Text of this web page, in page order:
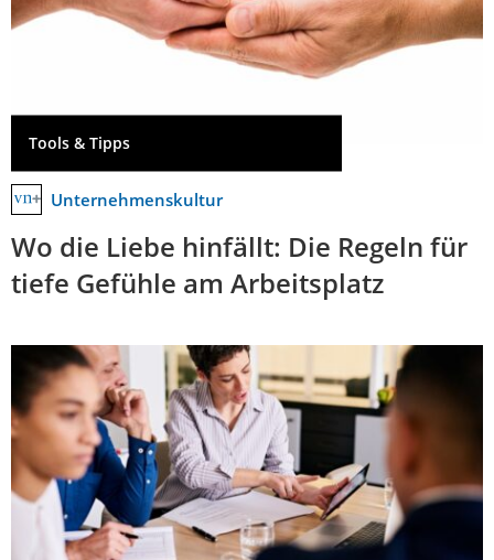
Tools & Tipps
Unternehmenskultur
Wo die Liebe hinfällt: Die Regeln für
tiefe Gefühle am Arbeitsplatz